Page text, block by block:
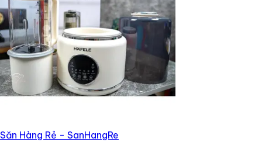
Săn Hàng Rẻ - SanHangRe